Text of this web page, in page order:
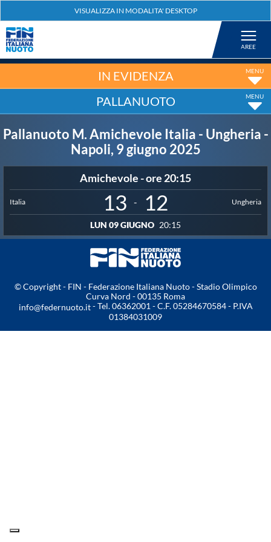
Nuoto
Tuffi
Artistico
Fondo
Salvamento
Master
Formazione
IN EVIDENZA
PALLANUOTO
Pallanuoto M. Amichevole Italia - Ungheria -
Napoli, 9 giugno 2025
Amichevole - ore 20:15
Italia 13 - 12 Ungheria
LUN 09 GIUGNO 20:15
© Copyright - FIN - Federazione Italiana Nuoto - Stadio Olimpico
Curva Nord - 00135 Roma
info@federnuoto.it- Tel. 06362001 - C.F. 05284670584 - P.IVA
01384031009